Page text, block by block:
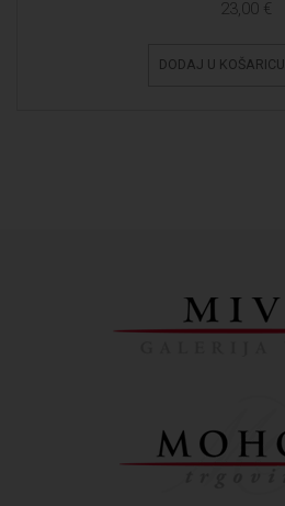
23,00 €
DODAJ U KOŠARICU